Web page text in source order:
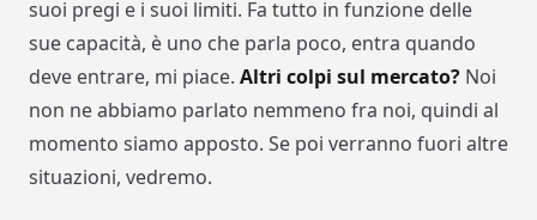
suoi pregi e i suoi limiti. Fa tutto in funzione delle
sue capacità, è uno che parla poco, entra quando
deve entrare, mi piace. Altri colpi sul mercato? Noi
non ne abbiamo parlato nemmeno fra noi, quindi al
momento siamo apposto. Se poi verranno fuori altre
situazioni, vedremo.